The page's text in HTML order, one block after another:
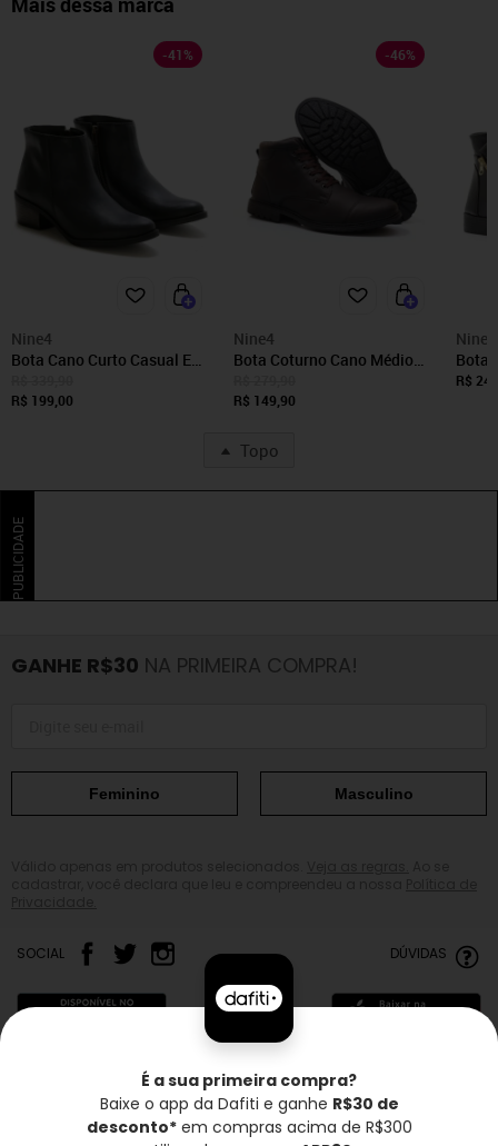
-41 %
Nine4
Bota Cano Curto Casual Em
Dia Preta
R$ 199,00
-46%
Nine4
Bota Coturno Cano Médio
- Café
R$ 149,90
Nine4
Bota
R$
Topo
PUBLICIDADE
GANHE R$30 NA PRIMEIRA COMPRA!
Feminino Masculino
SOCIAL DÚVIDAS
Frete grátis* Troca grátis Entrega rápida
É a sua primeira compra?
Baixe o app da Dafiti e ganhe R$30 de
desconto*em compras acima de R$300